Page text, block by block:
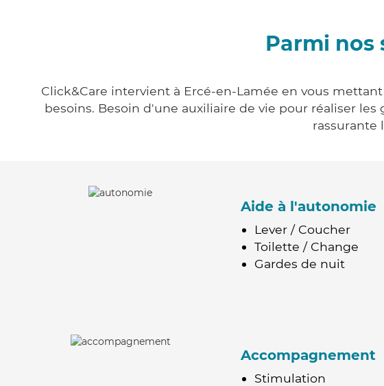
Parmi nos
Click&Care intervient à Ercé-en-Lamée en vous
besoins. Besoin d'une auxiliaire de vie pour réaliser
rassurante
Aide à l'autonomie
Lever / Coucher
Toilette / Change
Gardes de nuit
Accompagnement
Stimulation